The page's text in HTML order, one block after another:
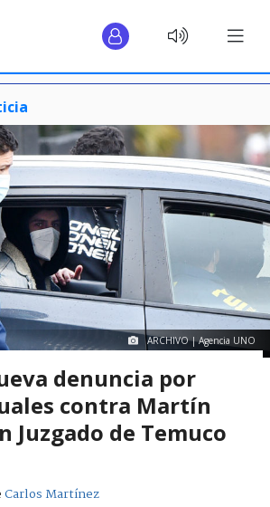
ARCHIVO | Agencia UNO
denuncia por
contra Martín
Juzgado de Temuco
Carlos Martínez